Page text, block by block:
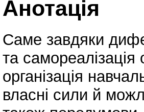
Анотація
Саме завдяки
та
організація
власні сили й